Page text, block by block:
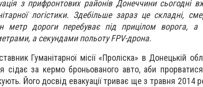
з прифронтових районів Донеччини сьогодні
логістики. Здебільше зараз це складні,
метр дороги перебуває під прицілом ворога, а
а секундами польоту FPV-дрона.
Гуманітарної місії «Проліска» в Донецькій
сідає за кермо броньованого авто, аби
Його досвід евакуації триває ще з травня 2014